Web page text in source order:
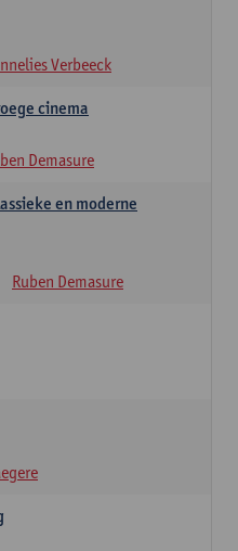
Verbeeck
cinema
Demasure
en moderne
Ruben Demasure